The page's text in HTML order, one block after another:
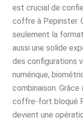
est crucial de
coffre à Pepinster.
seulement la
aussi une solide
des configurations
numérique,
combinaison.
coffre-fort bloqué
devient une